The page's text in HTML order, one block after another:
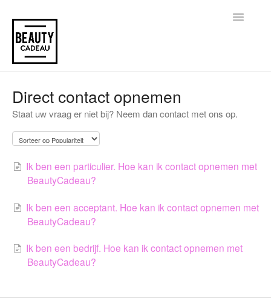
Toggle
Direct contact opnemen
Staat uw vraag er niet bij? Neem dan contact met ons op.
Ik ben een particulier. Hoe kan ik contact opnemen met
BeautyCadeau?
Ik ben een acceptant. Hoe kan ik contact opnemen met
BeautyCadeau?
Ik ben een bedrijf. Hoe kan ik contact opnemen met
BeautyCadeau?